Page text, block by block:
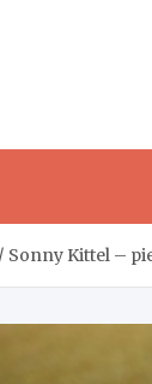
Sonny Kittel –